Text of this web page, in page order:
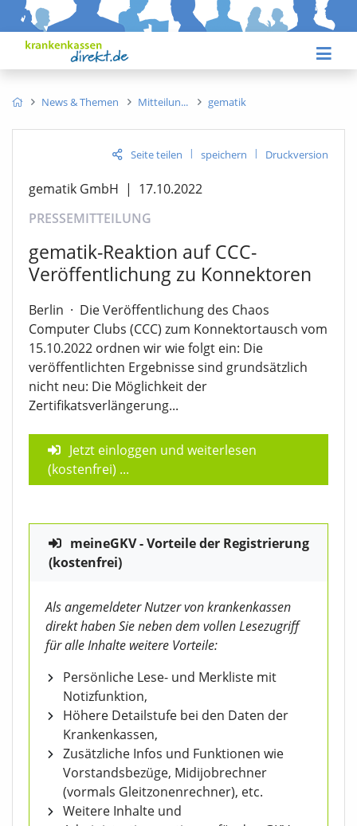
News & Themen Mitteilun gematik
Seite teilen | speichern | Druckversion
gematik GmbH | 17.10.2022
PRESSEMITTEILUNG
gematik-Reaktion auf CCC-
Veröffentlichung zu Konnektoren
Berlin · Die Veröffentlichung des Chaos
Computer Clubs (CCC) zum Konnektortausch vom
15.10.2022 ordnen wir wie folgt ein: Die
veröffentlichten Ergebnisse sind grundsätzlich
nicht neu: Die Möglichkeit der
Zertifikatsverlängerung...
Jetzt einloggen und weiterlesen
(kostenfrei) ...
meineGKV - Vorteile der Registrierung
(kostenfrei)
Als angemeldeter Nutzer von krankenkassen
direkt haben Sie neben dem vollen Lesezugriff
für alle Inhalte weitere Vorteile:
Persönliche Lese- und Merkliste mit
Notizfunktion,
Höhere Detailstufe bei den Daten der
Krankenkassen,
Zusätzliche Infos und Funktionen wie
Vorstandsbezüge, Midijobrechner
(vormals Gleitzonenrechner), etc.
Weitere Inhalte und